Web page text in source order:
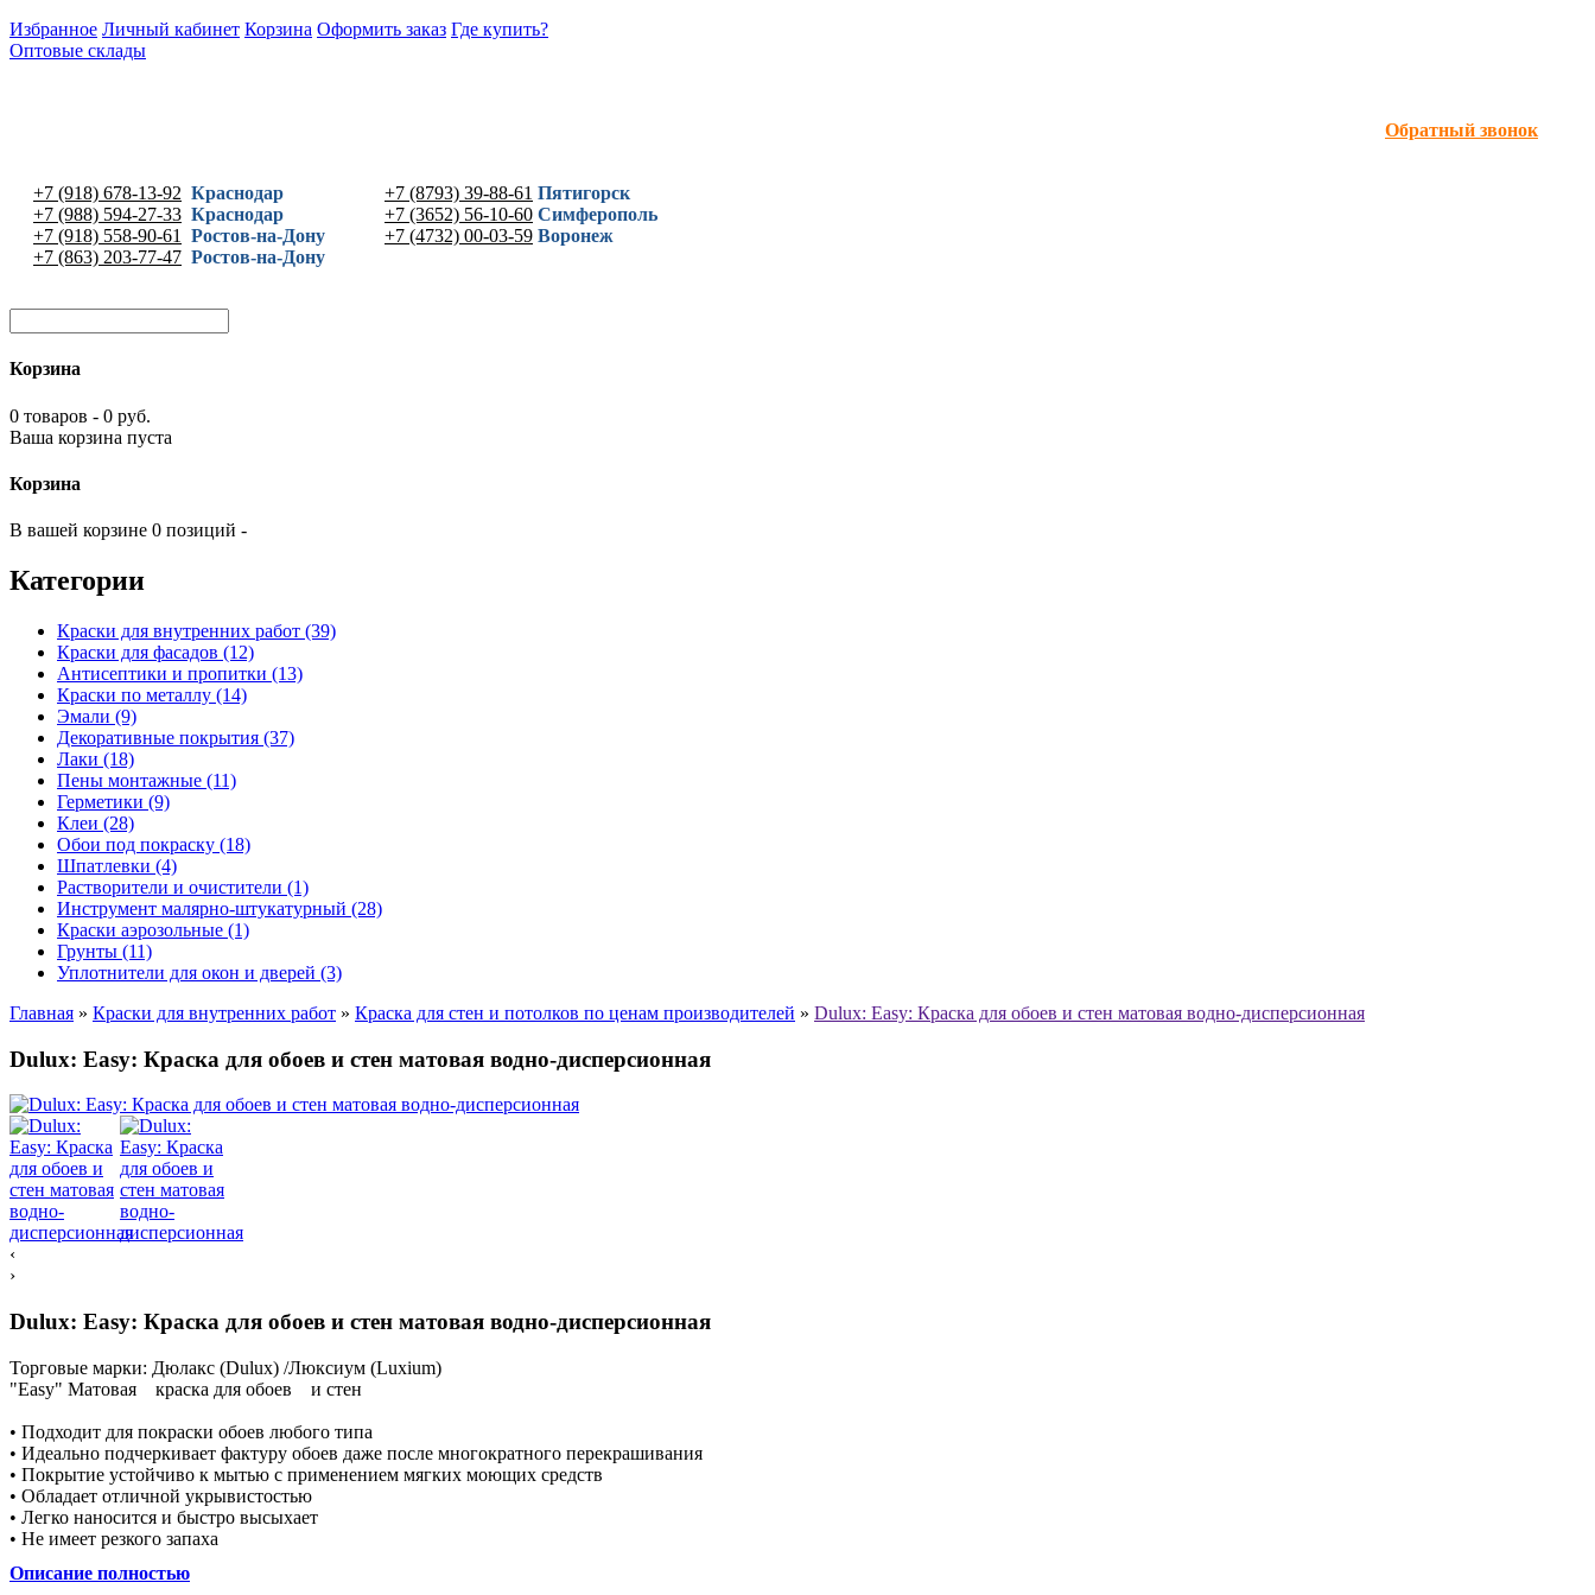
Избранное Личный кабинет Корзина Оформить заказ Где купить?
Оптовые склады
Обратный звонок
+7 (918) 678-13-92 Краснодар
+7 (988) 594-27-33 Краснодар
+7 (918) 558-90-61
Ростов-на-Дону
+7 (863) 203-77-47 Ростов-на-Дону
+7 (8793) 39-88-61 Пятигорск
+7 (3652) 56-10-60 Симферополь
+7 (4732) 00-03-59 Воронеж
Корзина
0 товаров - 0 руб.
Ваша корзина пуста
Корзина
В вашей корзине 0 позиций -
Категории
Краски для внутренних работ (39)
Краски для фасадов (12)
Антисептики и пропитки (13)
Краски по металлу (14)
Эмали (9)
Декоративные покрытия (37)
Лаки (18)
Пены монтажные (11)
Герметики (9)
Клеи (28)
Обои под покраску (18)
Шпатлевки (4)
Растворители и очистители (1)
Инструмент малярно-штукатурный (28)
Краски аэрозольные (1)
Грунты (11)
Уплотнители для окон и дверей (3)
Главная » Краски для внутренних работ » Краска для стен и потолков по ценам производителей » Dulux: Easy: Краска для обоев и стен матовая водно-дисперсионная
Dulux: Easy: Краска для обоев и стен матовая водно-дисперсионная
‹
›
Dulux: Easy: Краска для обоев и стен матовая водно-дисперсионная
Торговые марки: Дюлакс (Dulux) /Люксиум (Luxium)
"Easy" Матовая краска для обоев и стен
• Подходит для покраски обоев любого типа
• Идеально подчеркивает фактуру обоев даже после многократного перекрашивания
• Покрытие устойчиво к мытью с применением мягких моющих средств
• Обладает отличной укрывистостью
• Легко наносится и быстро высыхает
• Не имеет резкого запаха
Описание
Описание полностью